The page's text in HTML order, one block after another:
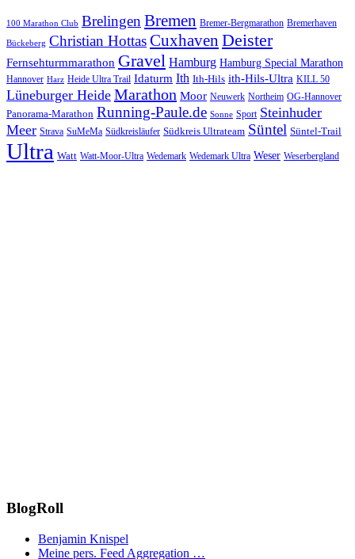
100 Marathon Club Brelingen Bremen Bremer-Bergmarathon Bremerhaven
Bückeberg Christian HottasCuxhaven Deister
Fernsehturmmarathon Gravel Hamburg Hamburg Special Marathon
Hannover Harz Heide Ultra Trail Idaturm Ith Ith-Hils ith-Hils-Ultra KILL 50
Lüneburger Heide Marathon Moor Neuwerk Northeim OG-Hannover
Panorama-Marathon Running-Paule.de Sonne Sport Steinhuder
Meer Strava SuMeMa Südkreisläufer Südkreis Ultrateam Süntel Süntel-Trail
Ultra Watt Watt-Moor-Ultra Wedemark Wedemark Ultra Weser Weserbergland
BlogRoll
Benjamin Knispel
Meine pers. Feed Aggregation …